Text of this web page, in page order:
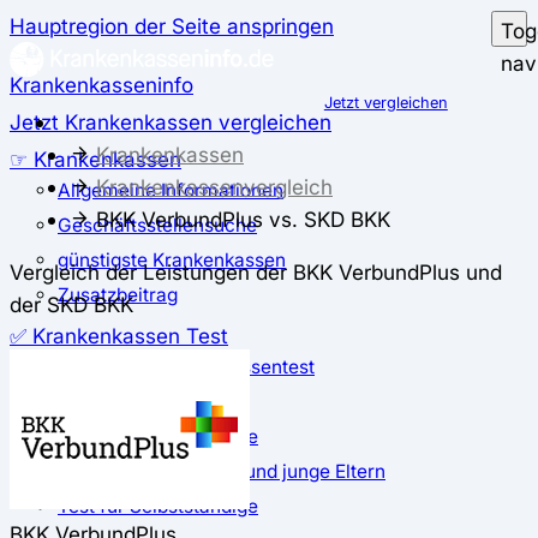
Hauptregion der Seite anspringen
Krankenkasseninfo
Jetzt Krankenkassen vergleichen
☞ Krankenkassen
Allgemeine Informationen
Geschäftsstellensuche
günstigste Krankenkassen
Zusatzbeitrag
✅ Krankenkassen Test
Der große Krankenkassentest
Test für Studierende
Test für Auszubildende
Test für Schwangere und junge Eltern
Test für Selbstständige
Jetzt vergleichen
Krankenkassen
Krankenkassenvergleich
BKK VerbundPlus vs. SKD BKK
Vergleich der Leistungen der BKK VerbundPlus und
der SKD BKK